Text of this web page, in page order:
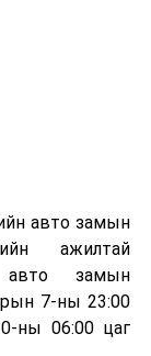
ашиглаж
дараа
сэргээн
Солонгос
авто замын
ажилтай
авто замын
7-ны 23:00
ны 06:00 цаг